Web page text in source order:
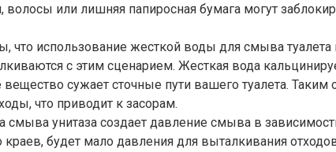
или лишняя папиросная бумага могут
что использование жесткой воды для смыва
с этим сценарием. Жесткая вода
сужает сточные пути вашего туалета.
что приводит к засорам.
смыва унитаза создает давление смыва в
будет мало давления для выталкивания